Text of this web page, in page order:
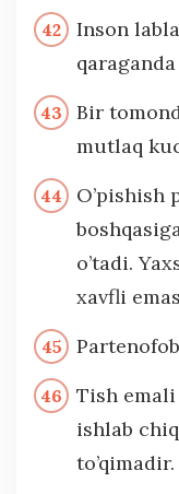
Inson
Bir
mutlaq
O’pishish
o’tadi.
xavfli
Tish
ishlab
to’qimadir.